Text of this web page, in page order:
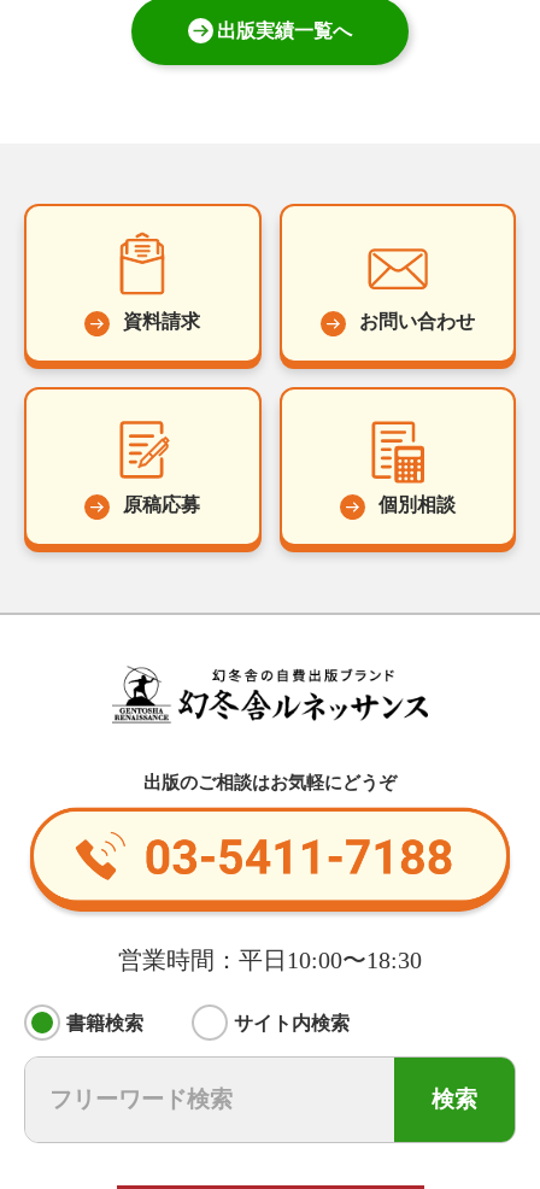
出版実績一覧へ
資料請求 お問い合わせ
原稿応募 個別相談
出版のご相談はお気軽にどうぞ
営業時間：平日10:00〜18:30
書籍検索 サイト内検索
検索